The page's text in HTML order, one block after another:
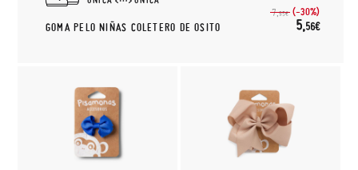
GOMA PELO NIÑAS COLETERO DE OSITO
7,95€ (-30%)
5,56€